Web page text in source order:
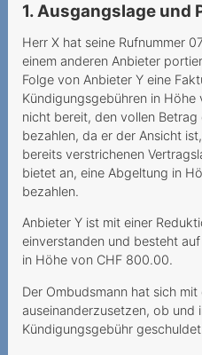
1. Ausgangslage und
Herr X hat seine Rufnummer
einem anderen Anbieter
Folge von Anbieter Y eine
Kündigungsgebühren in
nicht bereit, den vollen
bezahlen, da er der Ansicht
bereits verstrichenen
bietet an, eine Abgeltung in
bezahlen.
Anbieter Y ist mit einer
einverstanden und besteht
in Höhe von CHF 800.00.
Der Ombudsmann hat sich mit
auseinanderzusetzen, ob und
Kündigungsgebühr
von